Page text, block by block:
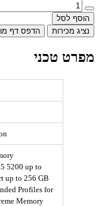
מוצר
GAMING WIFI6
phases VRM solution
in Dual Channel Memory
to support DDR5
8200(O.C.). support up
Support for AMD EXtended
EXPO™) and Extreme